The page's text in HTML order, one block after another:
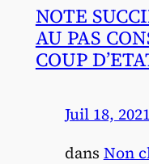
NOTE
AU PAS
COUP
Juil 18, 2021
dans Non